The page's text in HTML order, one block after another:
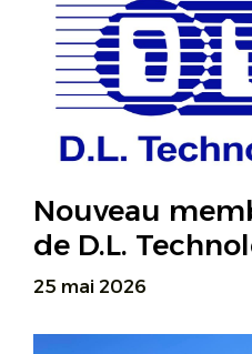
Nouveau
de D.L.
25 mai 2026